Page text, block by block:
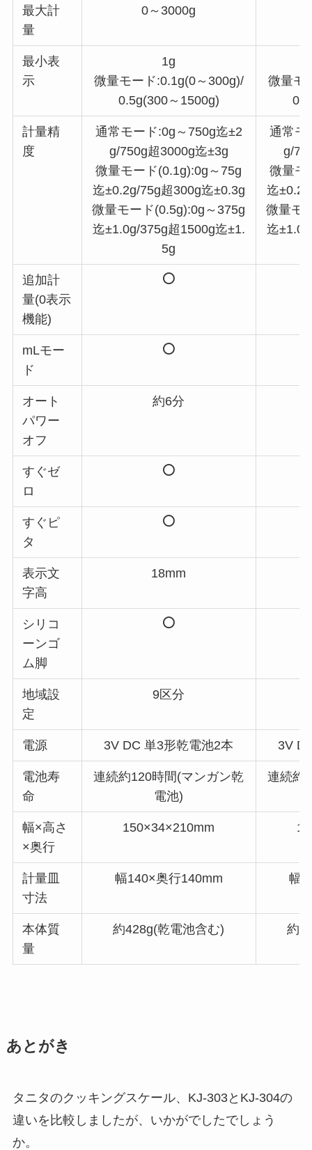
最大計
量
0～3000g
最小表
示
1g
微量モード:0.1g(0～300g)/
0.5g(300～1500g)
微量モ
計量精
度
通常モード:0g～750g迄±2
g/750g超3000g迄±3g
微量モード(0.1g):0g～75g
迄±0.2g/75g超300g迄±0.3g
微量モード(0.5g):0g～375g
迄±1.0g/375g超1500g迄±1.
5g
通常モ
g/
微量モ
迄
微量モ
迄
追加計
量(0表示
機能)
mLモー
ド
オート
パワー
オフ
約6分
すぐゼ
ロ
すぐピ
タ
表示文
字高
18mm
シリコ
ーンゴ
ム脚
地域設
定
9区分
電源 3V DC 単3形乾電池2本 3V
電池寿
命
連続約120時間(マンガン乾
電池)
連続約
幅×高さ
×奥行
150×34×210mm
計量皿
寸法
幅140×奥行140mm 幅
本体質
量
約428g(乾電池含む) 約
あとがき
タニタのクッキングスケール、KJ-303とKJ-304の
違いを比較しましたが、いかがでしたでしょう
か。